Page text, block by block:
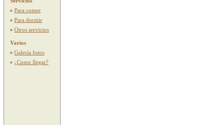
Para comer
Para dormir
Otros servicios
Varios
Galería fotos
¿Como llegar?